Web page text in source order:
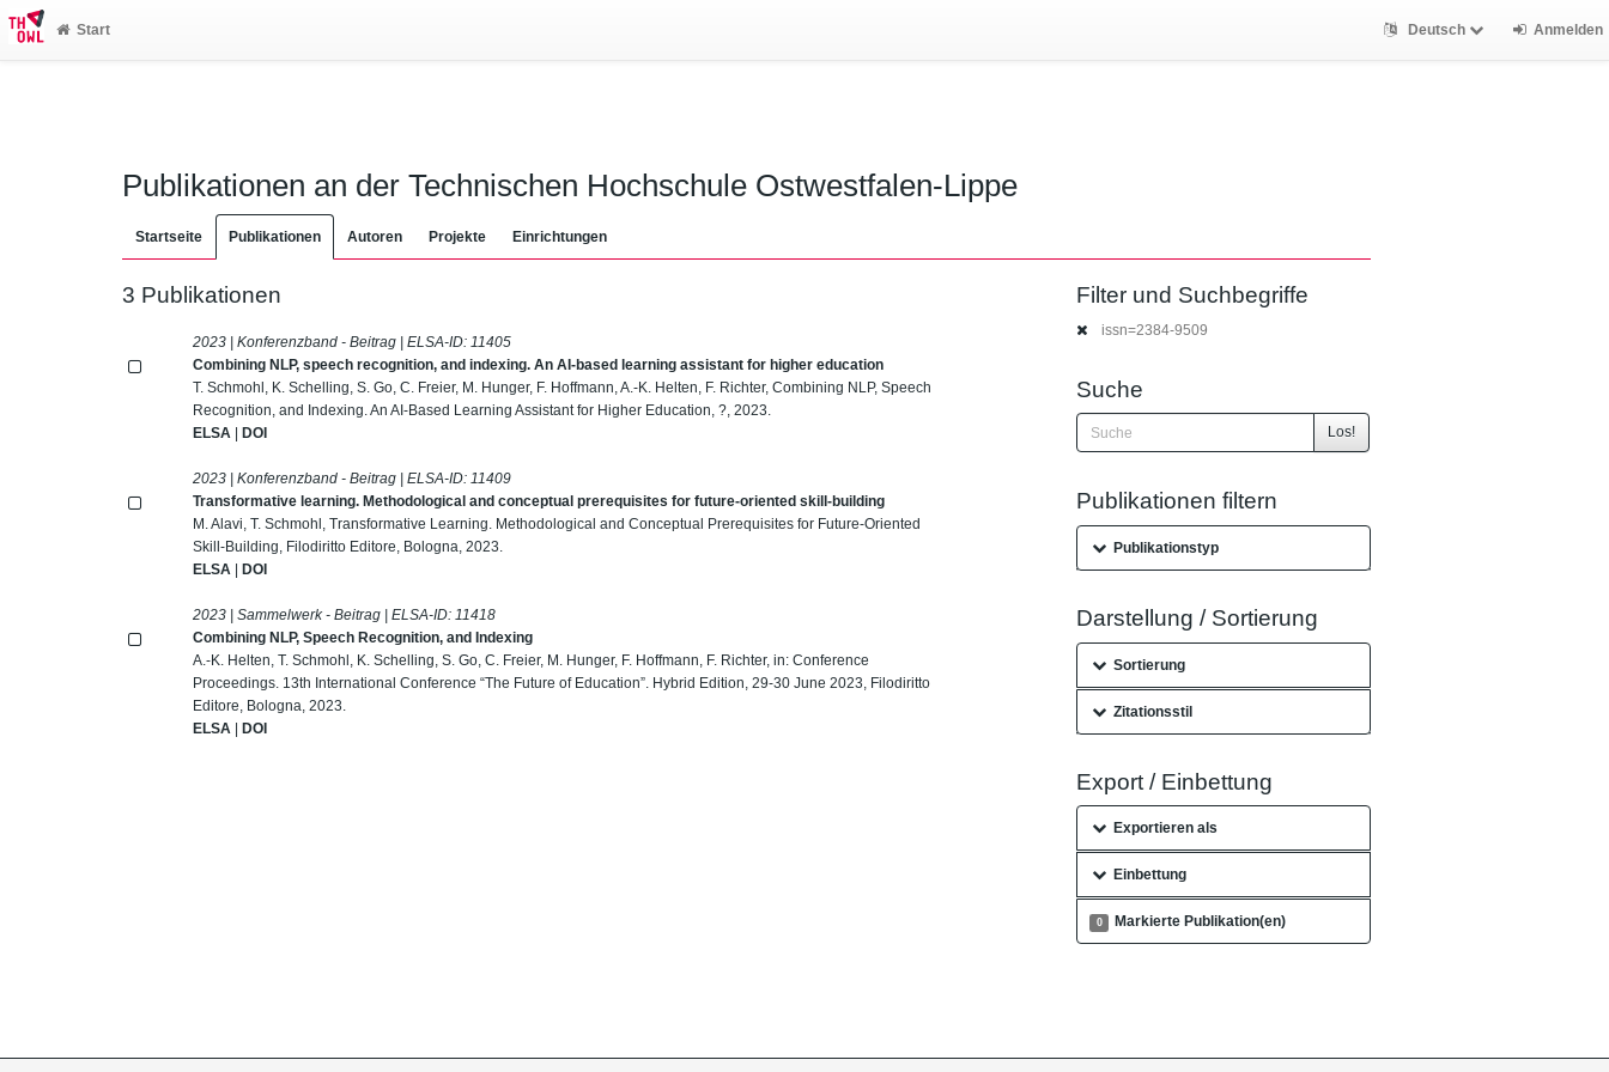
Start Deutsch Anmelden
Publikationen an der Technischen Hochschule Ostwestfalen-Lippe
Startseite Publikationen Autoren Projekte Einrichtungen
3 Publikationen
2023 | Konferenzband - Beitrag | ELSA-ID: 11405
Combining NLP, speech recognition, and indexing. An AI-based learning assistant for higher education
T. Schmohl, K. Schelling, S. Go, C. Freier, M. Hunger, F. Hoffmann, A.-K. Helten, F. Richter, Combining NLP, Speech
Recognition, and Indexing. An AI-Based Learning Assistant for Higher Education, ?, 2023.
ELSA |DOI
2023 | Konferenzband - Beitrag | ELSA-ID: 11409
Transformative learning. Methodological and conceptual prerequisites for future-oriented skill-building
M. Alavi, T. Schmohl, Transformative Learning. Methodological and Conceptual Prerequisites for Future-Oriented
Skill-Building, Filodiritto Editore, Bologna, 2023.
ELSA |DOI
2023 | Sammelwerk - Beitrag | ELSA-ID: 11418
Combining NLP, Speech Recognition, and Indexing
A.-K. Helten, T. Schmohl, K. Schelling, S. Go, C. Freier, M. Hunger, F. Hoffmann, F. Richter, in: Conference
Proceedings. 13th International Conference “The Future of Education”. Hybrid Edition, 29-30 June 2023, Filodiritto
Editore, Bologna, 2023.
ELSA |DOI
Filter und Suchbegriffe
issn=2384-9509
Suche
Los!
Publikationen filtern
Publikationstyp
Darstellung / Sortierung
Sortierung
Zitationsstil
Export / Einbettung
Exportieren als
Einbettung
0 Markierte Publikation(en)